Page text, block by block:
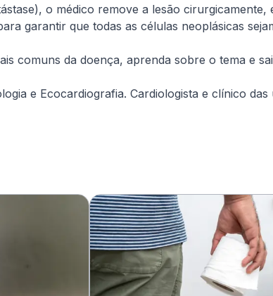
o médico remove a lesão cirurgicamente,
garantir que todas as células neoplásicas
comuns da doença, aprenda sobre o tema e
e Ecocardiografia. Cardiologista e clínico